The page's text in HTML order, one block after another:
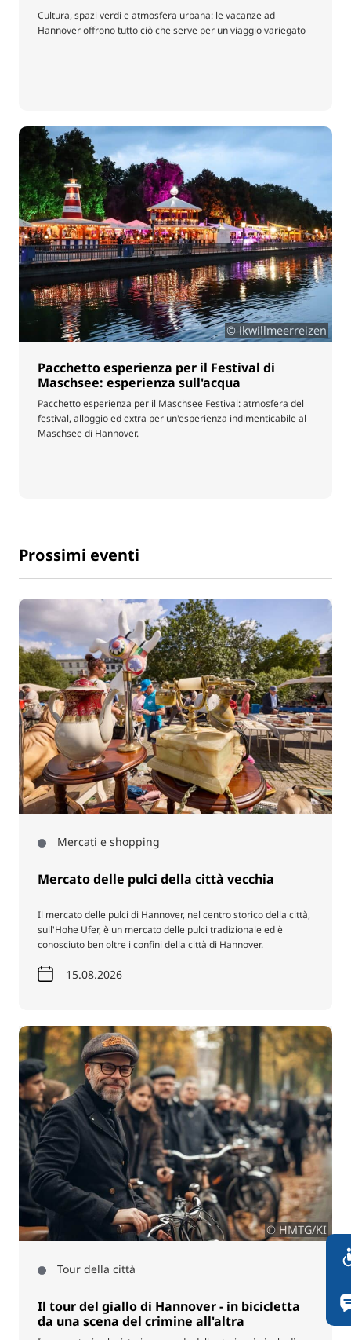
Cultura, spazi verdi e atmosfera urbana: le vacanze ad
Hannover offrono tutto ciò che serve per un viaggio variegato
© ikwillmeerreizen
Pacchetto esperienza per il Festival di
Maschsee: esperienza sull'acqua
Pacchetto esperienza per il Maschsee Festival: atmosfera del
festival, alloggio ed extra per un'esperienza indimenticabile al
Maschsee di Hannover.
Prossimi eventi
Mercati e shopping
Mercato delle pulci della città vecchia
Il mercato delle pulci di Hannover, nel centro storico della città,
sull'Hohe Ufer, è un mercato delle pulci tradizionale ed è
conosciuto ben oltre i confini della città di Hannover.
15.08.2026
© HMTG/KI
Tour della città
Il tour del giallo di Hannover - in bicicletta
da una scena del crimine all'altra